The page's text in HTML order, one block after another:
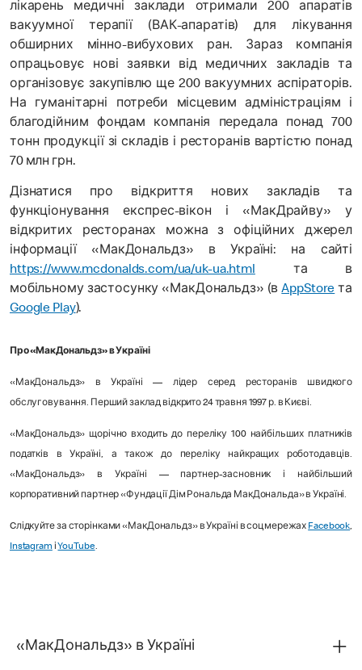
лікарень медичні заклади отримали 200 апаратів
вакуумної терапії (ВАК-апаратів) для лікування
обширних мінно-вибухових ран. Зараз компанія
опрацьовує нові заявки від медичних закладів та
організовує закупівлю ще 200 вакуумних аспіраторів.
На гуманітарні потреби місцевим адміністраціям і
благодійним фондам компанія передала понад 700
тонн продукції зі складів і ресторанів вартістю понад
70 млн грн.
Дізнатися про відкриття нових закладів та
функціонування експрес-вікон і «МакДрайву» у
відкритих ресторанах можна з офіційних джерел
інформації «МакДональдз» в Україні: на сайті
https://www.mcdonalds.com/ua/uk-ua.html та в
мобільному застосунку «МакДональдз» (вAppStore та
Google Play).
Про «МакДональдз» в Україні
«МакДональдз» в Україні — лідер серед ресторанів швидкого
обслуговування. Перший заклад відкрито 24 травня 1997 р. в Києві.
«МакДональдз» щорічно входить до переліку 100 найбільших платників
податків в Україні, а також до переліку найкращих роботодавців.
«МакДональдз» в Україні — партнер-засновник і найбільший
корпоративний партнер «Фундації Дім Рональда МакДональда» в Україні.
Cлідкуйте за сторінками «МакДональдз» в Україні в соцмережах Facebook,
Instagram і YouTube.
«МакДональдз» в Україні